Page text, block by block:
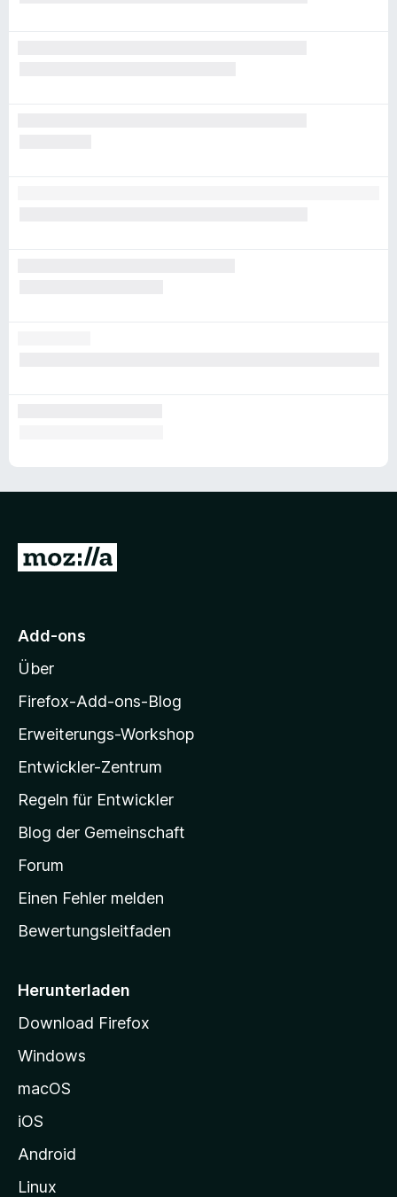
Z
M
z
i
l
a
-
t
a
r
s
i
e
g
e
n
Add-ons
Über
Firefox-Add-ons-Blog
Erweiterungs-Workshop
Entwickler-Zentrum
Regeln für Entwickler
Blog der Gemeinschaft
Forum
Einen Fehler melden
Bewertungsleitfaden
Herunterladen
Download Firefox
Windows
macOS
iOS
Android
Linux